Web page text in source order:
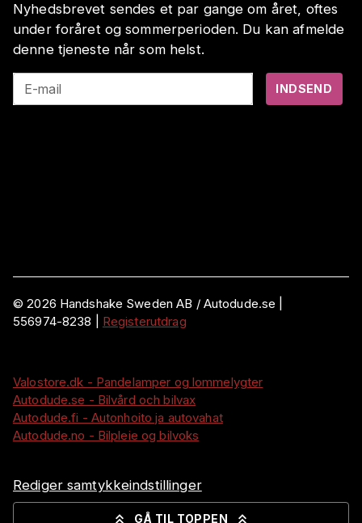
Nyhedsbrevet sendes et par gange om året, oftes
under foråret og sommerperioden. Du kan afmelde
denne tjeneste når som helst.
E-mail INDSEND
©2026 Handshake Sweden AB / Autodude.se |
556974-8238
Registerutdrag
Valostore.dk - Pandelamper og lommelygter
Autodude.se - Bilvård och bilvax
Autodude.fi - Autonhoito ja autovahat
Autodude.no - Bilpleie og bilvoks
Rediger samtykkeindstillinger
GÅ TIL TOPPEN